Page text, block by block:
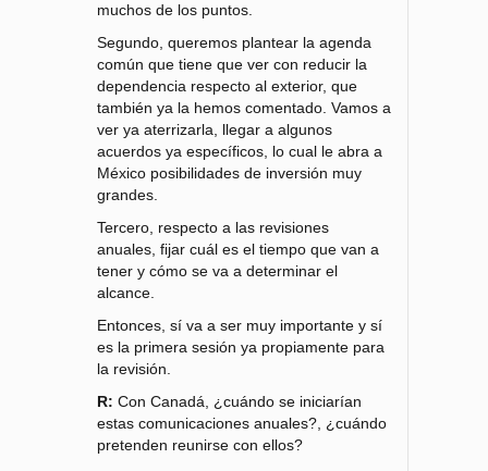
muchos de los puntos.
Segundo, queremos plantear la agenda
común que tiene que ver con reducir la
dependencia respecto al exterior, que
también ya la hemos comentado. Vamos a
ver ya aterrizarla, llegar a algunos
acuerdos ya específicos, lo cual le abra a
México posibilidades de inversión muy
grandes.
Tercero, respecto a las revisiones
anuales, fijar cuál es el tiempo que van a
tener y cómo se va a determinar el
alcance.
Entonces, sí va a ser muy importante y sí
es la primera sesión ya propiamente para
la revisión.
R: Con Canadá, ¿cuándo se iniciarían
estas comunicaciones anuales?, ¿cuándo
pretenden reunirse con ellos?